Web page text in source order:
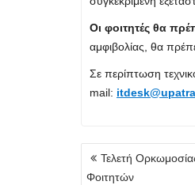
Οι φοιτητές θα
αμφιβολίας, θα
Σε περίπτωση
mail:
Πλοήγηση
άρθρων
Τελετή
Φοιτητών